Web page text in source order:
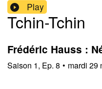
Play
Tchin-Tchin
Frédéric Hauss :
Saison 1, Ep. 8 • mardi 29